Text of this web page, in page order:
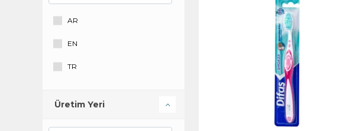
AR
EN
TR
Üretim Yeri